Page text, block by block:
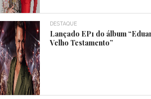
DESTAQUE
Lançado EP1 do álbum
Velho Testamento”